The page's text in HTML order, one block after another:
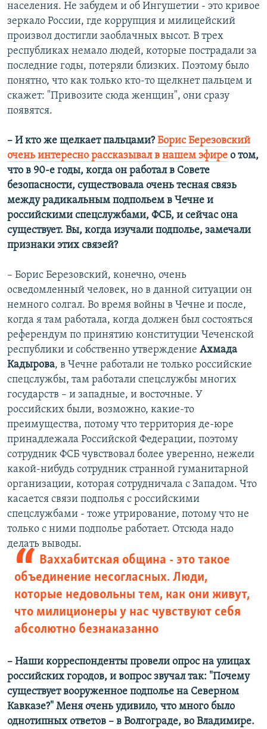
населения. Не забудем и об Ингушетии - это кривое
зеркало России, где коррупция и милицейский
произвол достигли заоблачных высот. В трех
республиках немало людей, которые пострадали за
последние годы, потеряли близких. Поэтому было
понятно, что как только кто-то щелкнет пальцем и
скажет: "Привозите сюда женщин", они сразу
появятся.
– И кто же щелкает пальцами?Борис Березовский
очень интересно рассказывал в нашем эфире о том,
что в 90-е годы, когда он работал в Совете
безопасности, существовала очень тесная связь
между радикальным подпольем в Чечне и
российскими спецслужбами, ФСБ, и сейчас она
существует. Вы, когда изучали подполье, замечали
признаки этих связей?
– Борис Березовский, конечно, очень
осведомленный человек, но в данной ситуации он
немного солгал. Во время войны в Чечне и после,
когда я там работала, когда должен был состояться
референдум по принятию конституции Чеченской
республики и собственно утверждение Ахмада
Кадырова, в Чечне работали не только российские
спецслужбы, там работали спецслужбы многих
государств – и западные, и восточные. У
российских были, возможно, какие-то
преимущества, потому что территория де-юре
принадлежала Российской Федерации, поэтому
сотрудник ФСБ чувствовал более уверенно, нежели
какой-нибудь сотрудник странной гуманитарной
организации, которая сотрудничала с Западом. Что
касается связи подполья с российскими
спецслужбами - тоже утрирование, потому что не
только с ними подполье работает. Отсюда надо
делать выводы.
Ваххабитская община - это такое
объединение несогласных. Люди,
которые недовольны тем, как они живут,
что милиционеры у нас чувствуют себя
абсолютно безнаказанно
– Наши корреспонденты провели опрос на улицах
российских городов, и вопрос звучал так: "Почему
существует вооруженное подполье на Северном
Кавказе?" Меня очень удивило, что много было
однотипных ответов – в Волгограде, во Владимире.